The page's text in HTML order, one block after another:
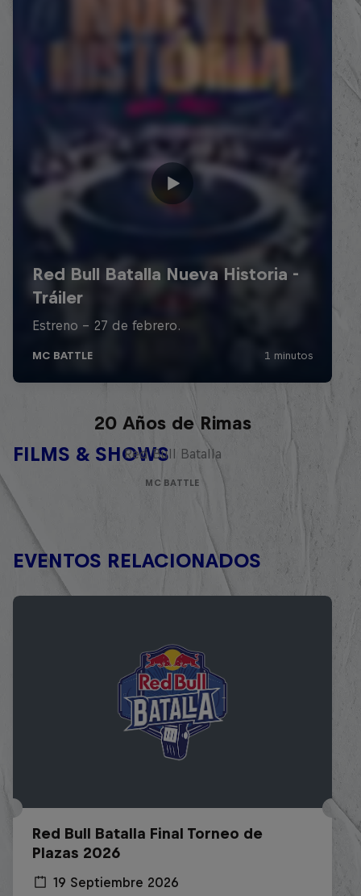
FILMS & SHOWS
Red Bull Batalla Nueva Historia:
20 Años de Rimas
Red Bull Batalla
MC BATTLE
EVENTOS RELACIONADOS
Red Bull Batalla Final Torneo de
Plazas 2026
19 Septiembre 2026